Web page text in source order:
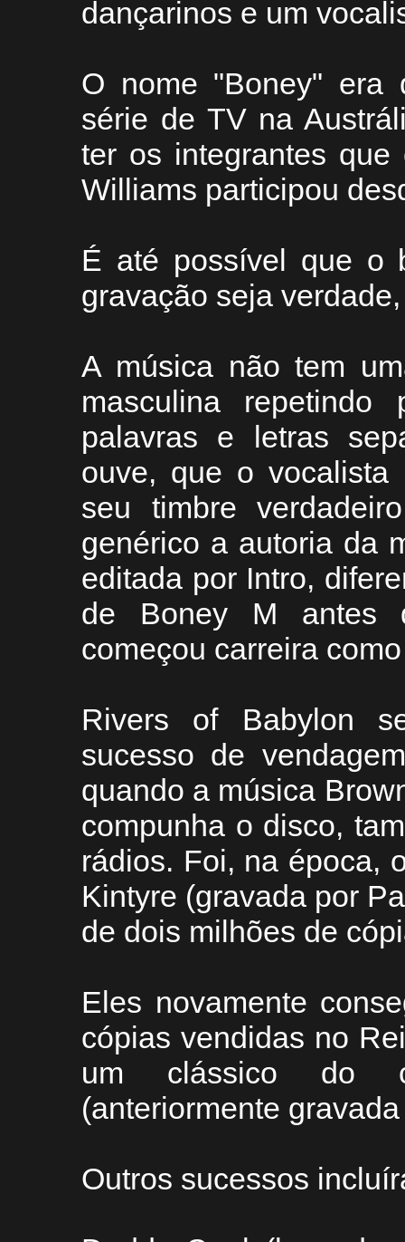
dançarinos e um
O nome "Boney" era
série de TV na
ter os integrantes
Williams participou
É até possível que o
gravação seja
A música não tem
masculina repetindo
palavras e letras
ouve, que o
seu timbre
genérico a autoria da
editada por Intro,
de Boney M antes
começou carreira
Rivers of Babylon
sucesso de
quando a música
compunha o disco,
rádios. Foi, na época,
Kintyre (gravada por
de dois milhões de
Eles novamente
cópias vendidas no
um clássico do
(anteriormente
Outros sucessos